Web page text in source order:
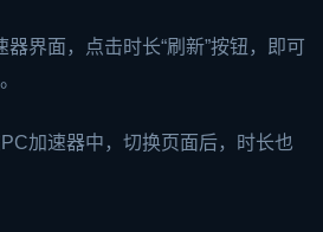
界面，点击时长“刷新”按钮，即可
加速器中，切换页面后，时长也